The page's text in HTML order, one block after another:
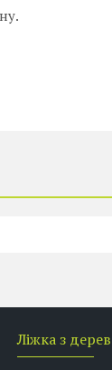
Ліжка з